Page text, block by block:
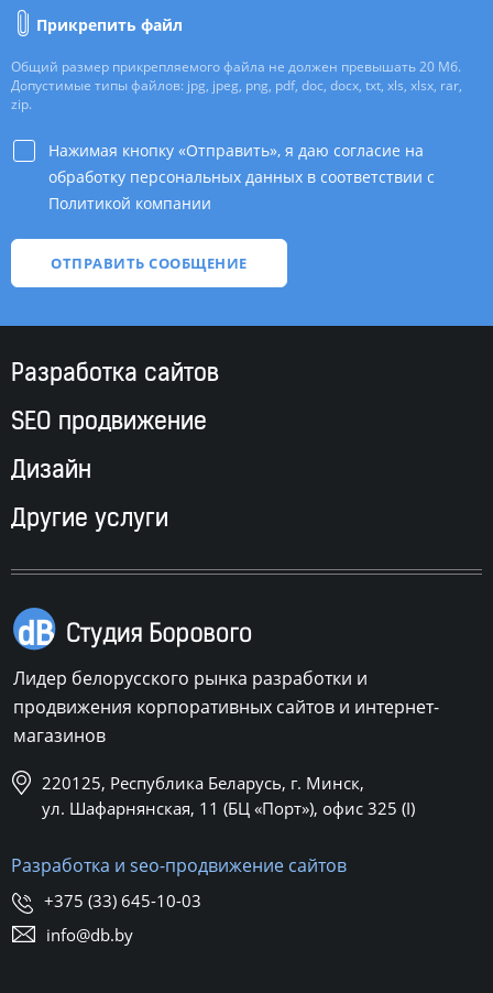
Прикрепить файл
Общий размер прикрепляемого файла не должен превышать 20 Мб.
Допустимые типы файлов: jpg, jpeg, png, pdf, doc, docx, txt, xls, xlsx, rar,
zip.
Нажимая кнопку «Отправить», я даю согласие на
обработку персональных данных в соответствии с
Политикой компании
Разработка сайтов
SEO продвижение
Дизайн
Другие услуги
Лидер белорусского рынка разработки и
продвижения корпоративных сайтов и интернет-
магазинов
220125, Республика Беларусь, г. Минск,
ул. Шафарнянская, 11 (БЦ «Порт»), офис 325 (I)
Разработка и seo-продвижение сайтов
+375 (33) 645-10-03
info@db.by